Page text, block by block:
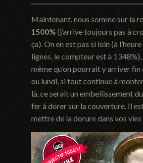
Maintenant, nous somme sur la
1500% (j’arrive toujours pas à
ça). On en est pas si loin (à l’heure
lignes, le compteur est à 1348%),
même qu’on pourrait y arriver fin
ou lundi, si tout continue à
là, ce serait un embellissement
fer à dorer sur la couverture. Il
mettre de la dorure dans vos vies